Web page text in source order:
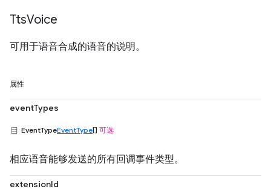
TtsVoice
可用于语音合成的语音的说明。
属性
eventTypes
EventTypeEventType[] 可选
相应语音能够发送的所有回调事件类型。
extensionId